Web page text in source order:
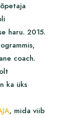
haru. 2015.
coach.
ka üks
, mida viib